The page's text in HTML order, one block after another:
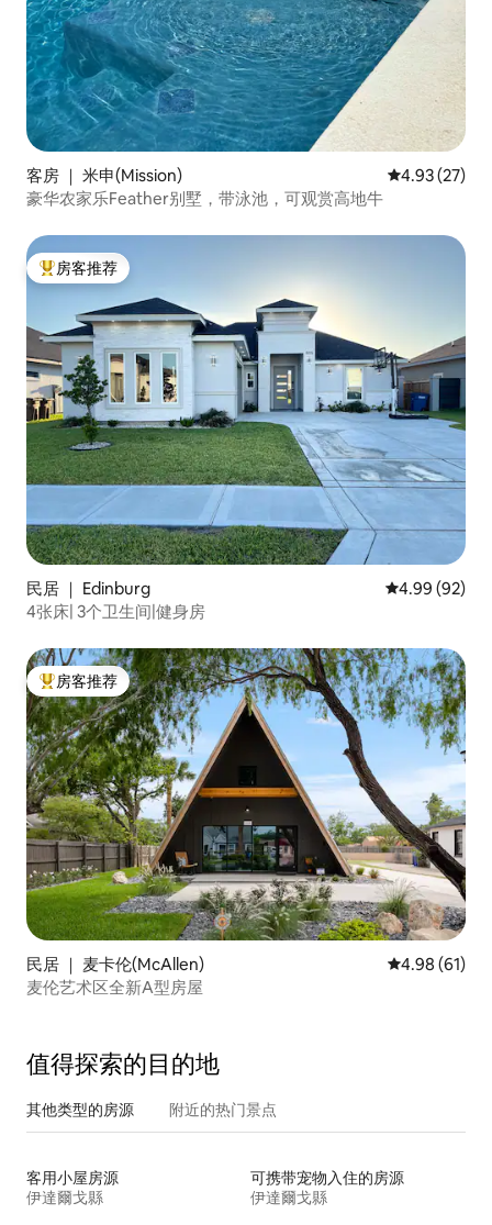
客房 ｜ 米申(Mission) 平均评分
4.93 (27)
豪华农家乐Feather别墅，带泳池，可观赏高地牛
热门「房客推荐」
房客推荐
民居 ｜ Edinburg 平均评分 4.99
4.99 (92)
4张床| 3个卫生间|健身房
热门「房客推荐」
房客推荐
民居 ｜ 麦卡伦(McAllen) 平均评分
4.98 (61)
麦伦艺术区全新A型房屋
值得探索的目的地
其他类型的房源 附近的热门景点
客用小屋房源
伊達爾戈縣
可携带宠物入住的房源
伊達爾戈縣